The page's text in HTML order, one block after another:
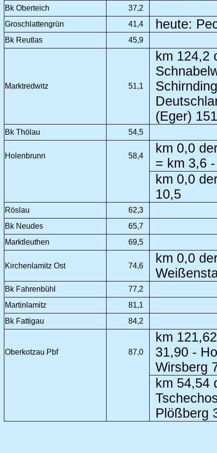
Bk Oberteich
37,2
Groschlattengrün
41,4 heute:
Bk Reutlas 45,9
Marktredwitz 51,1
km 124,2
(Eger)
Bk Thölau 54,5
Holenbrunn 58,4
km 0,0
= km 3,6
km 0,0
10,5
Röslau
62,3
Bk Neudes
65,7
Marktleuthen
69,5
Kirchenlamitz Ost 74,6
km 0,0
Bk Fahrenbühl
77,2
Martinlamitz
81,1
Bk Fattigau
84,2
Oberkotzau Pbf 87,0
km
31,90 -
Wirsberg
km 54,54
Plößberg